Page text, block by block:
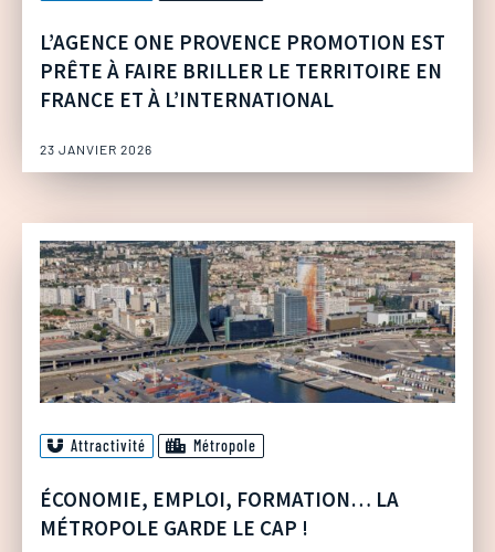
L’AGENCE ONE PROVENCE PROMOTION EST
PRÊTE À FAIRE BRILLER LE TERRITOIRE EN
FRANCE ET À L’INTERNATIONAL
23 JANVIER 2026
Attractivité Métropole
ÉCONOMIE, EMPLOI, FORMATION… LA
MÉTROPOLE GARDE LE CAP !